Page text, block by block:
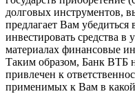
долговых
предлагает Вам
инвестировать средства
материалах финансовые
Таким образом, Банк ВТБ
привлечен к
применимых к Вам в